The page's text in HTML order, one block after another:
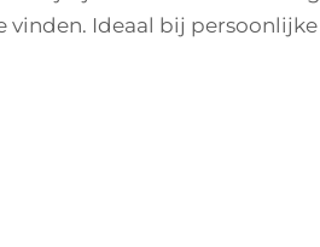
Ideaal bij